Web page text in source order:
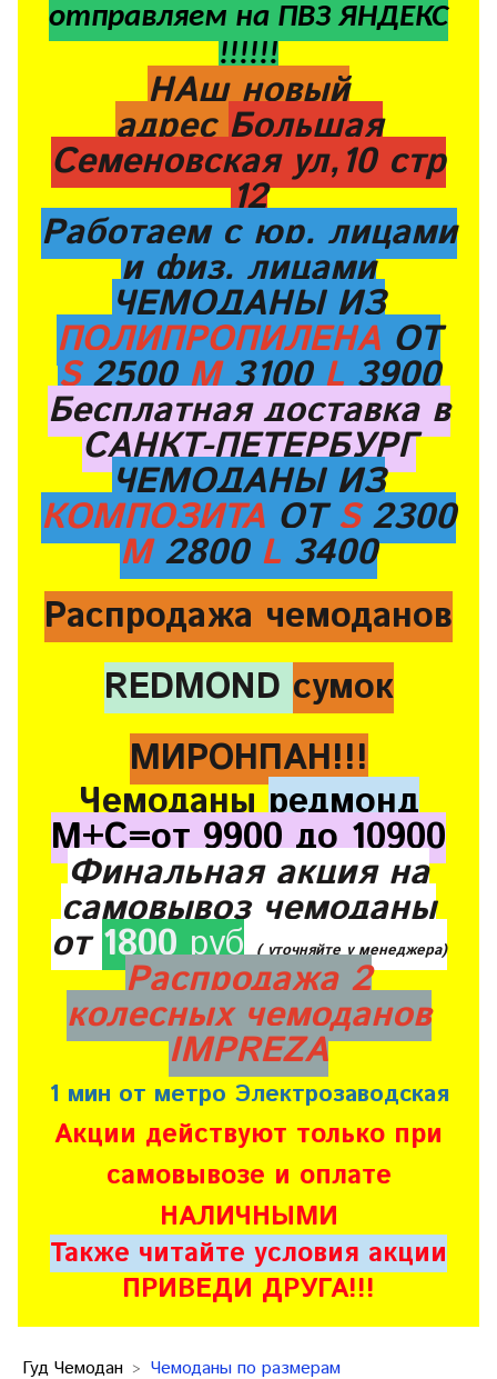
отправляем на ПВЗ ЯНДЕКС
!!!!!!
НАш новый
адресБольшая
Семеновская ул,10 стр
12
Работаем с юр. лицами
и физ. лицами
ЧЕМОДАНЫ ИЗ
ПОЛИПРОПИЛЕНА ОТ
S2500M3100L3900
Бесплатная доставка в
САНКТ-ПЕТЕРБУРГ
ЧЕМОДАНЫ ИЗ
КОМПОЗИТА ОТS2300
M2800 L 3400
Распродажа чемоданов
REDMOND сумок
МИРОНПАН!!!
Чемоданыредмонд
М+С=от 9900 до 10900
Финальная акция на
самовывоз чемоданы
от1800руб ( уточняйте у менеджера)
Распродажа 2
колесных чемоданов
IMPREZA
1 мин от метро Электрозаводская
Акции действуют только при
самовывозе и оплате
НАЛИЧНЫМИ
Также читайте условия акции
ПРИВЕДИ ДРУГА!!!
Гуд Чемодан Чемоданы по размерам